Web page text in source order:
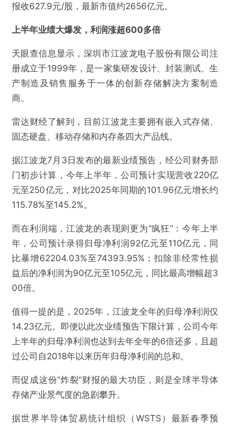
报收627.9元/股，最新市值约2656亿元。
上半年业绩大爆发，利润涨超600多倍
天眼查信息显示，深圳市江波龙电子股份有限公司注
册成立于1999年，是一家集研发设计、封装测试、生
产制造及销售服务于一体的创新存储解决方案制造
商。
雷达财经了解到，目前江波龙主要拥有嵌入式存储、
固态硬盘、移动存储和内存条四大产品线。
据江波龙7月3日发布的最新业绩预告，经公司财务部
门初步计算，今年上半年，公司预计实现营收220亿
元至250亿元，对比2025年同期的101.96亿元增长约
115.78%至145.2%。
而在利润端，江波龙的表现则更为“疯狂”：今年上半
年，公司预计录得归母净利润92亿元至110亿元，同
比暴增62204.03%至74393.95%；扣除非经常性损
益后的净利润为90亿元至105亿元，同比最高增幅超3
00倍。
值得一提的是，2025年，江波龙全年的归母净利润仅
14.23亿元。即便以此次业绩预告下限计算，公司今年
上半年的归母净利润也达到去年全年的6倍还多，且超
过公司自2018年以来历年归母净利润的总和。
而促成这份“炸裂”财报的最大功臣，则是全球半导体
存储产业景气度的急剧攀升。
据世界半导体贸易统计组织（WSTS）最新春季预